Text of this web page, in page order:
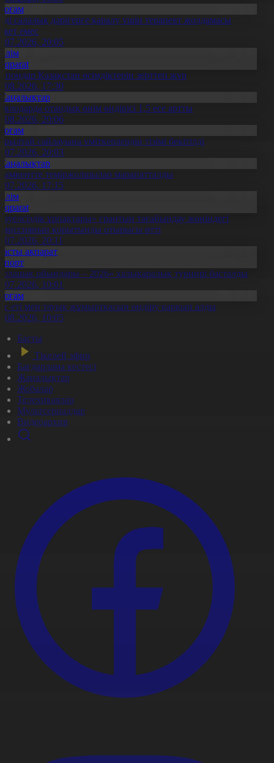
салалық дәрігерге қаралу үшін терапевт жолдамасы
емес
20:05
Қазақстан өсімдіктерін зерттеп жүр
17:30
отандық өнім өндірісі 1,5 есе артты
20:06
сайлауына үміткерлердің тізімі бекітілді
20:03
теміржолшылар марапатталды
17:15
ұрпақтары» грантын тағайындау жөніндегі
қорытынды отырысы өтті
20:11
ақпарат
ойындары – 2026» халықаралық турнирі басталды
10:01
еті мен тауық жұмыртқасын өндіру қарқын алды
10:05
Басты
Тікелей эфир
Бағдарлама кестесі
Жаңалықтар
Жобалар
Телехикаялар
Мультсериалдар
Видеоархив